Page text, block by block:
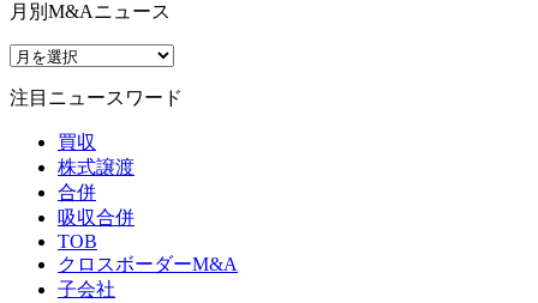
月別M&Aニュース
注目ニュースワード
買収
株式譲渡
合併
吸収合併
TOB
クロスボーダーM&A
子会社